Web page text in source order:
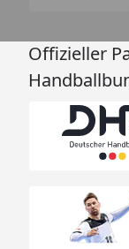
Offizieller